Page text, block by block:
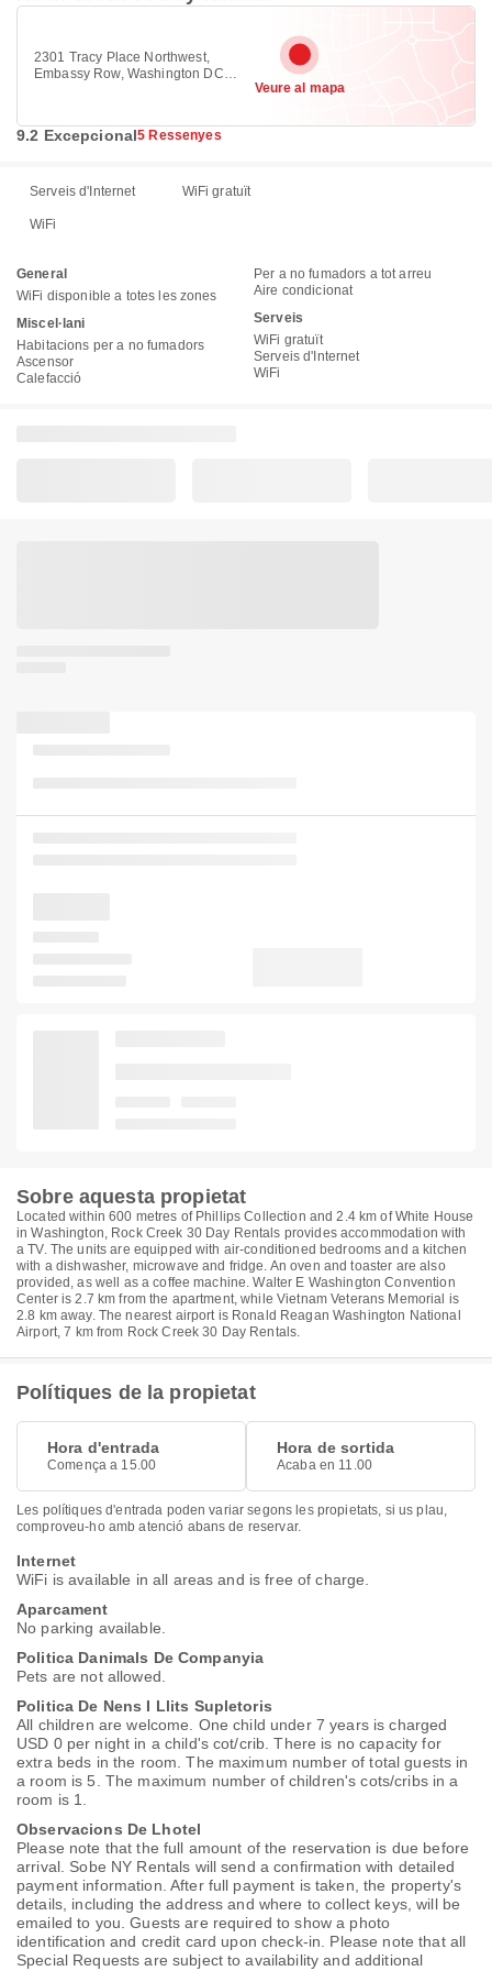
2301 Tracy Place Northwest,
Embassy Row, Washington DC
Veure al mapa
9.2 Excepcional5 Ressenyes
Serveis d'Internet WiFi gratuït
WiFi
General
WiFi disponible a totes les zones
Miscel·lani
Habitacions per a no fumadors
Ascensor
Calefacció
Per a no fumadors a tot arreu
Aire condicionat
Serveis
WiFi gratuït
Serveis d'Internet
WiFi
Sobre aquesta propietat
Located within 600 metres of Phillips Collection and 2.4 km of White House
in Washington, Rock Creek 30 Day Rentals provides accommodation with
a TV. The units are equipped with air-conditioned bedrooms and a kitchen
with a dishwasher, microwave and fridge. An oven and toaster are also
provided, as well as a coffee machine. Walter E Washington Convention
Center is 2.7 km from the apartment, while Vietnam Veterans Memorial is
2.8 km away. The nearest airport is Ronald Reagan Washington National
Airport, 7 km from Rock Creek 30 Day Rentals.
Polítiques de la propietat
Hora d'entrada
Comença a 15.00
Hora de sortida
Acaba en 11.00
Les polítiques d'entrada poden variar segons les propietats, si us plau,
comproveu-ho amb atenció abans de reservar.
Internet
WiFi is available in all areas and is free of charge.
Aparcament
No parking available.
Politica Danimals De Companyia
Pets are not allowed.
Politica De Nens I Llits Supletoris
All children are welcome. One child under 7 years is charged
USD 0 per night in a child's cot/crib. There is no capacity for
extra beds in the room. The maximum number of total guests in
a room is 5. The maximum number of children's cots/cribs in a
room is 1.
Observacions De Lhotel
Please note that the full amount of the reservation is due before
arrival. Sobe NY Rentals will send a confirmation with detailed
payment information. After full payment is taken, the property's
details, including the address and where to collect keys, will be
emailed to you. Guests are required to show a photo
identification and credit card upon check-in. Please note that all
Special Requests are subject to availability and additional